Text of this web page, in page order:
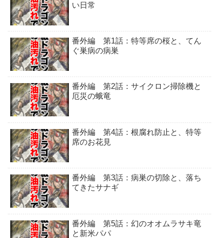
い日常
番外編 第1話：特等席の桜と、てん
ぐ巣病の病巣
番外編 第2話：サイクロン掃除機と
厄災の蛾竜
番外編 第4話：根腐れ防止と、特等
席のお花見
番外編 第3話：病巣の切除と、落ち
てきたサナギ
番外編 第5話：幻のオオムラサキ竜
と新米パパ